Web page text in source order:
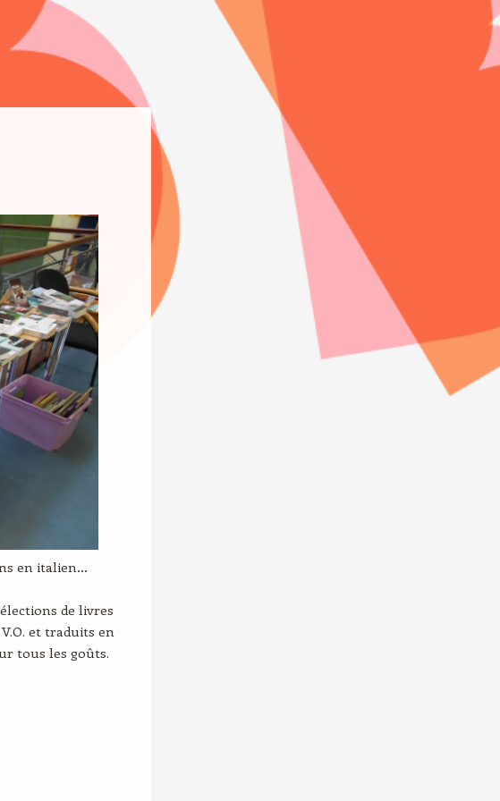
en italien…
de livres
et traduits en
tous les goûts.